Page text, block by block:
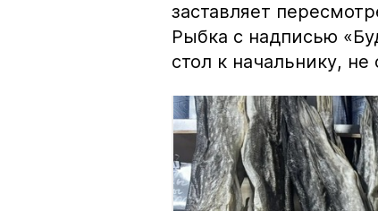
заставляет
Рыбка с надписью
стол к начальнику,